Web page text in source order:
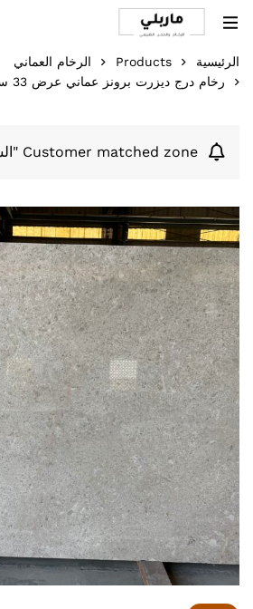
الرئيسية Products
الرخام العماني
رخام درج ديزرت برونز عماني عرض 33 سم سماكة 3 سم
Customer matched zone "السعودية"